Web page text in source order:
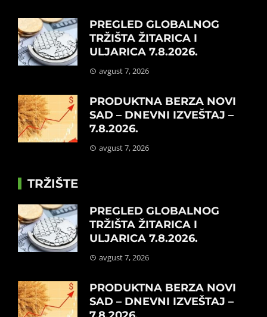
PREGLED GLOBALNOG
TRŽIŠTA ŽITARICA I
ULJARICA 7.8.2026.
avgust 7, 2026
PRODUKTNA BERZA NOVI
SAD – DNEVNI IZVEŠTAJ –
7.8.2026.
avgust 7, 2026
TRŽIŠTE
PREGLED GLOBALNOG
TRŽIŠTA ŽITARICA I
ULJARICA 7.8.2026.
avgust 7, 2026
PRODUKTNA BERZA NOVI
SAD – DNEVNI IZVEŠTAJ –